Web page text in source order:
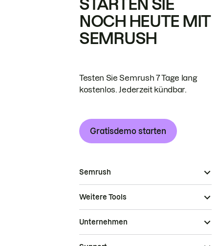
STARTEN SIE
NOCH HEUTE MIT
SEMRUSH
Testen Sie Semrush 7 Tage lang
kostenlos. Jederzeit kündbar.
Gratisdemo starten
Semrush
Weitere Tools
Unternehmen